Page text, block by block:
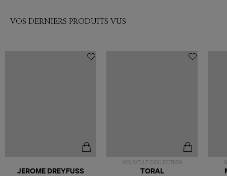
VOS DERNIERS PRODUITS VUS
JEROME DREYFUSS
NOUVELLE COLLECTION
TORAL